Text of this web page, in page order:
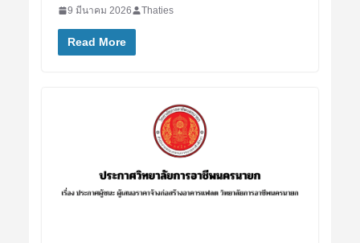
9 มีนาคม 2026 Thaties
Read More